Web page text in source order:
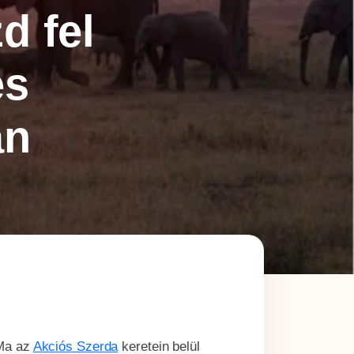
fel
az Akciós Szerdakeretein belül
×